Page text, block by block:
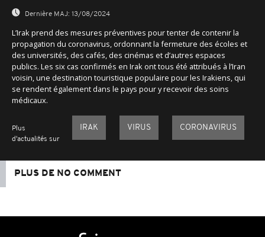
Dernière MAJ: 13/08/2024
L’Irak prend des mesures préventives pour tenter de contenir la
propagation du coronavirus, ordonnant la fermeture des écoles et
des universités, des cafés, des cinémas et d’autres espaces
publics. Les six cas confirmés en Irak ont tous été attribués à l’Iran
voisin, une destination touristique populaire pour les Irakiens, qui
se rendent également dans le pays pour y recevoir des soins
médicaux.
Plus
d'actualités sur
IRAK VIRUS CORONAVIRUS
PLUS DE NO COMMENT